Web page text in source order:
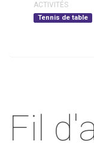
ACTIVITÉS
Tennis de table
Fil